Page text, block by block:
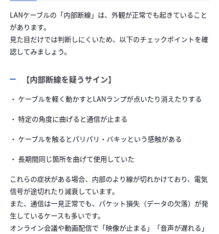
LANケーブルの「内部断線」は、外観が正常でも起きていること
があります。
見た目だけでは判断しにくいため、以下のチェックポイントを確
認してみましょう。
【内部断線を疑うサイン】
・ ケーブルを軽く動かすとLANランプが点いたり消えたりする
・ 特定の角度に曲げると通信が止まる
・ ケーブルを触るとパリパリ・バキッという感触がある
・ 長期間同じ箇所を曲げて使用していた
これらの症状がある場合、内部のより線が切れかけており、電気
信号が途切れたり減衰しています。
また、通信は一見正常でも、パケット損失（データの欠落）が発
生しているケースも多いです。
オンライン会議や動画配信で「映像が止まる」「音声が遅れる」